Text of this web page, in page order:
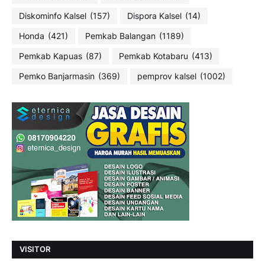
Diskominfo Kalsel (157) Dispora Kalsel (14)
Honda (421) Pemkab Balangan (1189)
Pemkab Kapuas (87) Pemkab Kotabaru (413)
Pemko Banjarmasin (369) pemprov kalsel (1002)
VISITOR